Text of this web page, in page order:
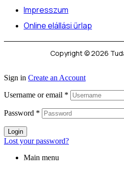
Impresszum
Online elállási űrlap
Copyright © 2026
Sign in Create an Account
Username or email *
Password *
Login
Lost your password?
Main menu